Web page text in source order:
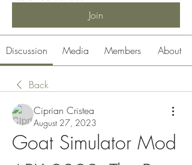
Join
Discussion Media Members About
Back
Ciprian Cristea
August 27, 2023
Goat Simulator Mod